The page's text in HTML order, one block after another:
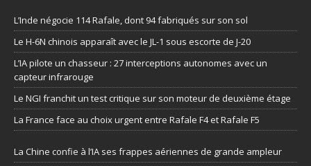
L’Inde négocie 114 Rafale, dont 94 fabriqués sur son sol
Le H-6N chinois apparaît avec le JL-1 sous escorte de J-20
L’IA pilote un chasseur : 27 interceptions autonomes avec un
capteur infrarouge
Le NGI franchit un test critique sur son moteur de deuxième étage
La France face au choix urgent entre Rafale F4 et Rafale F5
La Chine confie à l’IA ses frappes aériennes de grande ampleur